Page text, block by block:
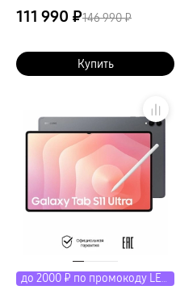
512Gb, серебристый
111 990 ₽146 990 ₽
Купить
до 2000 ₽ по промокоду LETO